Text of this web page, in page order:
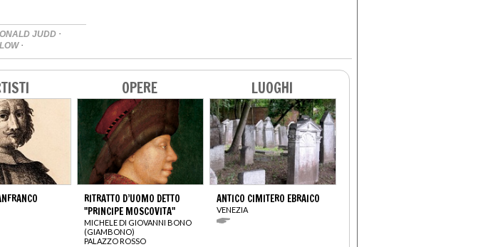
JUDD ·
·
OPERE
RITRATTO D’UOMO DETTO
"PRINCIPE MOSCOVITA"
MICHELE DI GIOVANNI BONO
(GIAMBONO)
PALAZZO ROSSO
LUOGHI
ANTICO CIMITERO EBRAICO
VENEZIA